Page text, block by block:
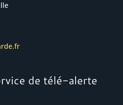
de télé-alerte